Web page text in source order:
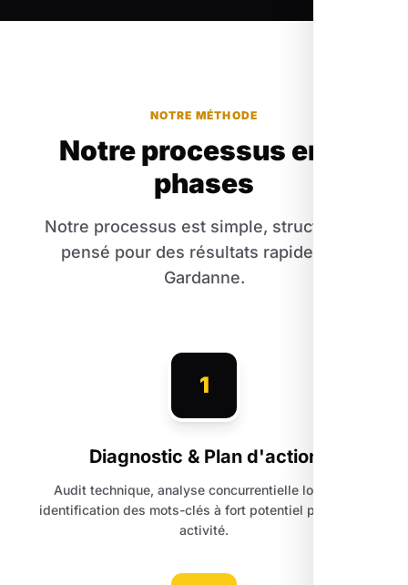
NOTRE MÉTHODE
Notre processus en 3
phases
Notre processus est simple, structuré et
pensé pour des résultats rapides de
Gardanne.
1
Diagnostic & Plan d'action
Audit technique, analyse concurrentielle locale et
identification des mots-clés à fort potentiel pour votre
activité.